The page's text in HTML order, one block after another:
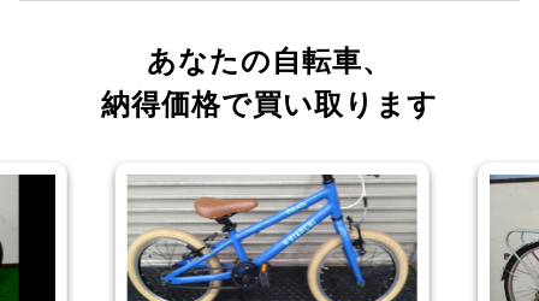
あなたの自転車、
納得価格で買い取ります